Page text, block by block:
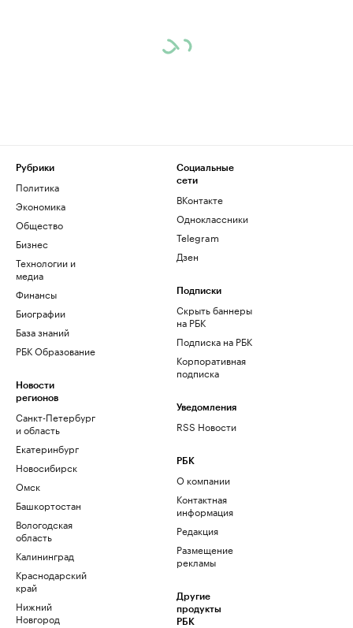
Рубрики
Политика
Экономика
Общество
Бизнес
Технологии и
медиа
Финансы
Биографии
База знаний
РБК Образование
Новости
регионов
Санкт-Петербург
и область
Екатеринбург
Новосибирск
Омск
Башкортостан
Вологодская
область
Калининград
Краснодарский
край
Нижний
Новгород
Социальные
сети
ВКонтакте
Одноклассники
Telegram
Дзен
Подписки
Скрыть баннеры
на РБК
Подписка на РБК
Корпоративная
подписка
Уведомления
RSS Новости
РБК
О компании
Контактная
информация
Редакция
Размещение
рекламы
Другие
продукты
РБК